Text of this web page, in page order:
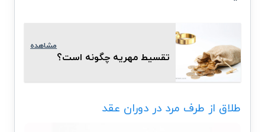
مشاهده
تقسیط مهریه چگونه است؟
طلاق از طرف مرد در دوران عقد